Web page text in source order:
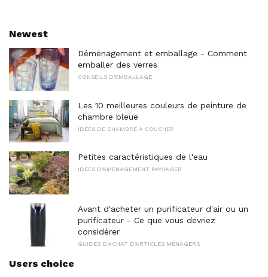
Newest
Déménagement et emballage - Comment
emballer des verres
CONSEILS D'EMBALLAGE
Les 10 meilleures couleurs de peinture de
chambre bleue
IDÉES DE CHAMBRE À COUCHER
Petites caractéristiques de l'eau
IDÉES D'AMÉNAGEMENT PAYSAGER
Avant d'acheter un purificateur d'air ou un
purificateur - Ce que vous devriez
considérer
GUIDES D'ACHAT D'ARTICLES MÉNAGERS
Users choice